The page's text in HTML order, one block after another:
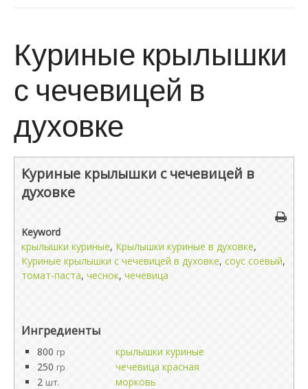
Куриные крылышки
с чечевицей в
духовке
Куриные крылышки с чечевицей в
духовке
Keyword
крылышки куриные, Крылышки куриные в духовке,
Куриные крылышки с чечевицей в духовке, соус соевый,
томат-паста, чеснок, чечевица
Ингредиенты
800 гр
крылышки куриные
250 гр
чечевица красная
2 шт.
морковь